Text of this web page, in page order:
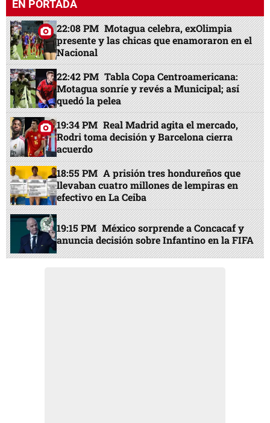
EN PORTADA
22:08 PM Motagua celebra, exOlimpia
presente y las chicas que enamoraron en el
Nacional
22:42 PM Tabla Copa Centroamericana:
Motagua sonríe y revés a Municipal; así
quedó la pelea
19:34 PM Real Madrid agita el mercado,
Rodri toma decisión y Barcelona cierra
acuerdo
18:55 PM A prisión tres hondureños que
llevaban cuatro millones de lempiras en
efectivo en La Ceiba
19:15 PM México sorprende a Concacaf y
anuncia decisión sobre Infantino en la FIFA